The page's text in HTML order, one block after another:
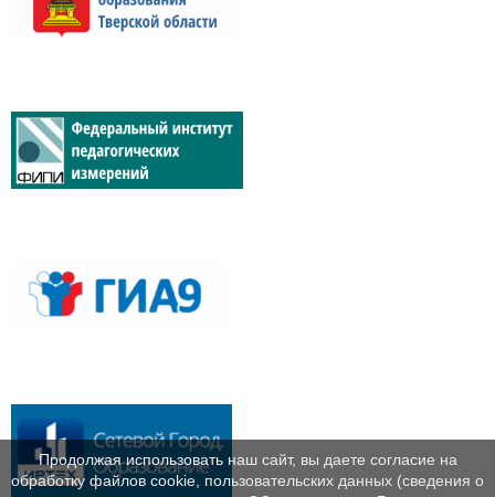
Продолжая использовать наш сайт, вы даете согласие на
обработку файлов cookie, пользовательских данных (сведения о